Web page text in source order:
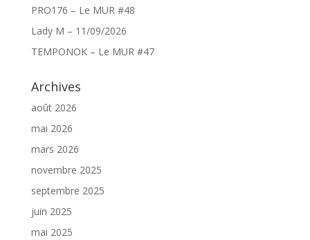
PRO176 – Le MUR #48
Lady M – 11/09/2026
TEMPONOK – Le MUR #47
Archives
août 2026
mai 2026
mars 2026
novembre 2025
septembre 2025
juin 2025
mai 2025